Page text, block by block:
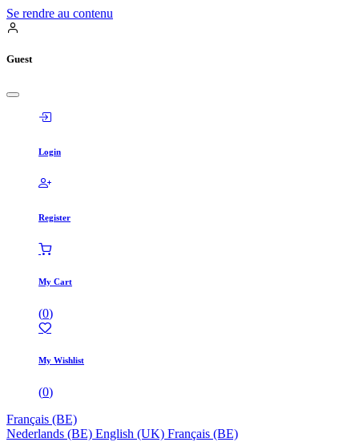
Se rendre au contenu
Guest
Login
Register
My Cart
(0)
My Wishlist
(0)
Français (BE)
Nederlands (BE) English (UK) Français (BE)